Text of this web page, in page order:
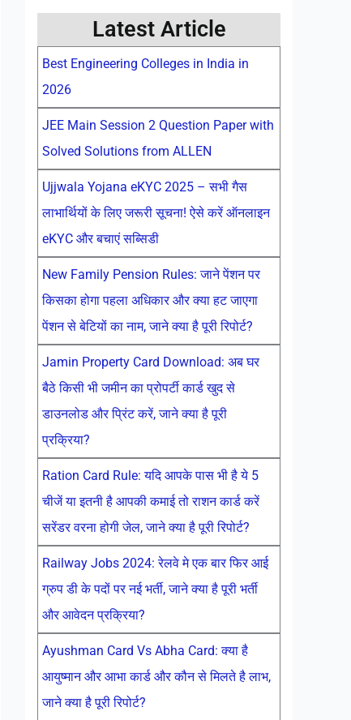
Latest Article
Best Engineering Colleges in India in
2026
JEE Main Session 2 Question Paper with
Solved Solutions from ALLEN
Ujjwala Yojana eKYC 2025 – सभी गैस
लाभार्थियों के लिए जरूरी सूचना! ऐसे करें ऑनलाइन
eKYC और बचाएं सब्सिडी
New Family Pension Rules: जाने पेंशन पर
किसका होगा पहला अधिकार और क्या हट जाएगा
पेंशन से बेटियों का नाम, जाने क्या है पूरी रिपोर्ट?
Jamin Property Card Download: अब घर
बैठे किसी भी जमीन का प्रोपर्टी कार्ड खुद से
डाउनलोड और प्रिंट करें, जाने क्या है पूरी
प्रक्रिया?
Ration Card Rule: यदि आपके पास भी है ये 5
चीजें या इतनी है आपकी कमाई तो राशन कार्ड करें
सरेंडर वरना होगी जेल, जाने क्या है पूरी रिपोर्ट?
Railway Jobs 2024: रेलवे मे एक बार फिर आई
ग्रुप डी के पदों पर नई भर्ती, जाने क्या है पूरी भर्ती
और आवेदन प्रक्रिया?
Ayushman Card Vs Abha Card: क्या है
आयुष्मान और आभा कार्ड और कौन से मिलते है लाभ,
जाने क्या है पूरी रिपोर्ट?